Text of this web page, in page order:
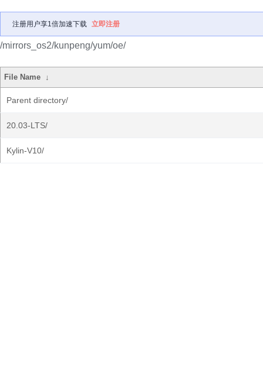
注册用户享1倍加速下载 立即注册
/mirrors_os2/kunpeng/yum/oe/
File Name ↓
Parent directory/
20.03-LTS/
Kylin-V10/